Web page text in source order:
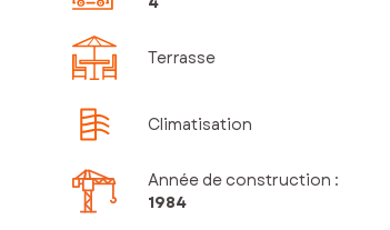
Terrasse
Climatisation
Année de construction :
1984